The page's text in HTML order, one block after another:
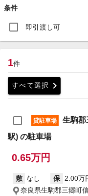
条件
即引渡し可
1件
すべて選択 chevron_right
貸駐車場
生駒郡
駅) の駐車場
0.65万円
敷 なし 保 2.00万
奈良県生駒郡三郷町